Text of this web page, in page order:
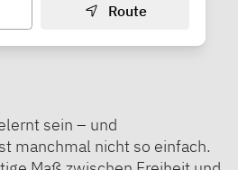
Route
sein – und
manchmal nicht so einfach.